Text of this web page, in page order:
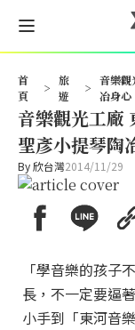
首
頁
>
旅
遊
>
音樂觀
冶身心
音樂觀光工廠
聖彥小提琴陶
By欣台灣2014/11/29
「學音樂的孩子
長，不一定要逼
小手到「東河音